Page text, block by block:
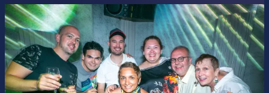
ョン。
ゴーゴーとクィーンが乱舞する全5回の豪華絢爛なショーと
ともに、4つ打ち音楽の真髄を体感してください。
音と光、ショーと映像が交差する、究極の6時間！